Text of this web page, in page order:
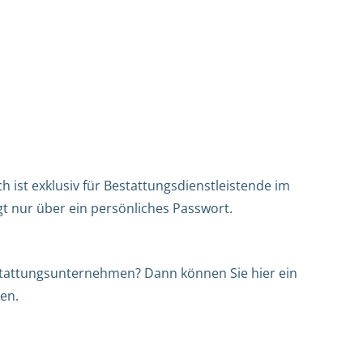
ist exklusiv für Bestattungsdienstleistende im
nur über ein persönliches Passwort.
Dann können Sie hier ein